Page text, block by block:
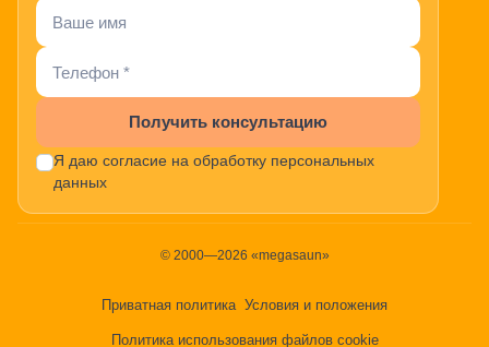
Получить консультацию
Я даю согласие на обработку персональных
данных
© 2000—2026 «megasaun»
Приватная политика Условия и положения
Политика использования файлов cookie